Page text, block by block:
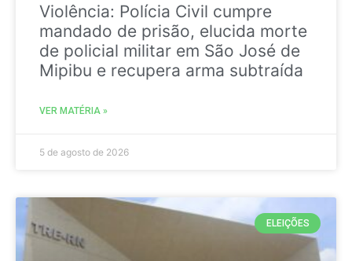
Violência: Polícia Civil cumpre
mandado de prisão, elucida morte
de policial militar em São José de
Mipibu e recupera arma subtraída
VER MATÉRIA »
5 de agosto de 2026
ELEIÇÕES